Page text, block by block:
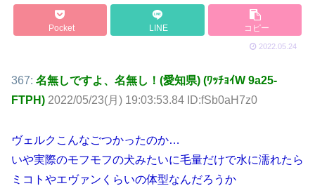
Pocket LINE コピー
2022.05.24
367: 名無しですよ、名無し！(愛知県) (ﾜｯﾁｮｲW 9a25-
FTPH) 2022/05/23(月) 19:03:53.84 ID:fSb0aH7z0
ヴェルクこんなごつかったのか…
いや実際のモフモフの犬みたいに毛量だけで水に濡れたら
ミコトやエヴァンくらいの体型なんだろうか